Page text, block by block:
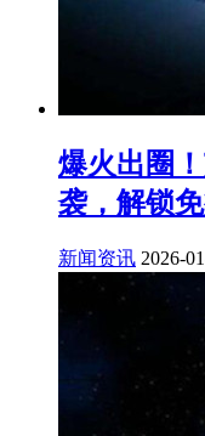
爆火出圈
袭，解锁
新闻资讯 2026-